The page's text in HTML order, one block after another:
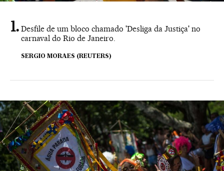
Desfile de um bloco chamado 'Desliga da Justiça' no
carnaval do Rio de Janeiro.
SERGIO MORAES (REUTERS)